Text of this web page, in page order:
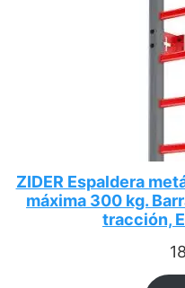
ZIDER Espaldera
máxima 300 kg.
tracción,